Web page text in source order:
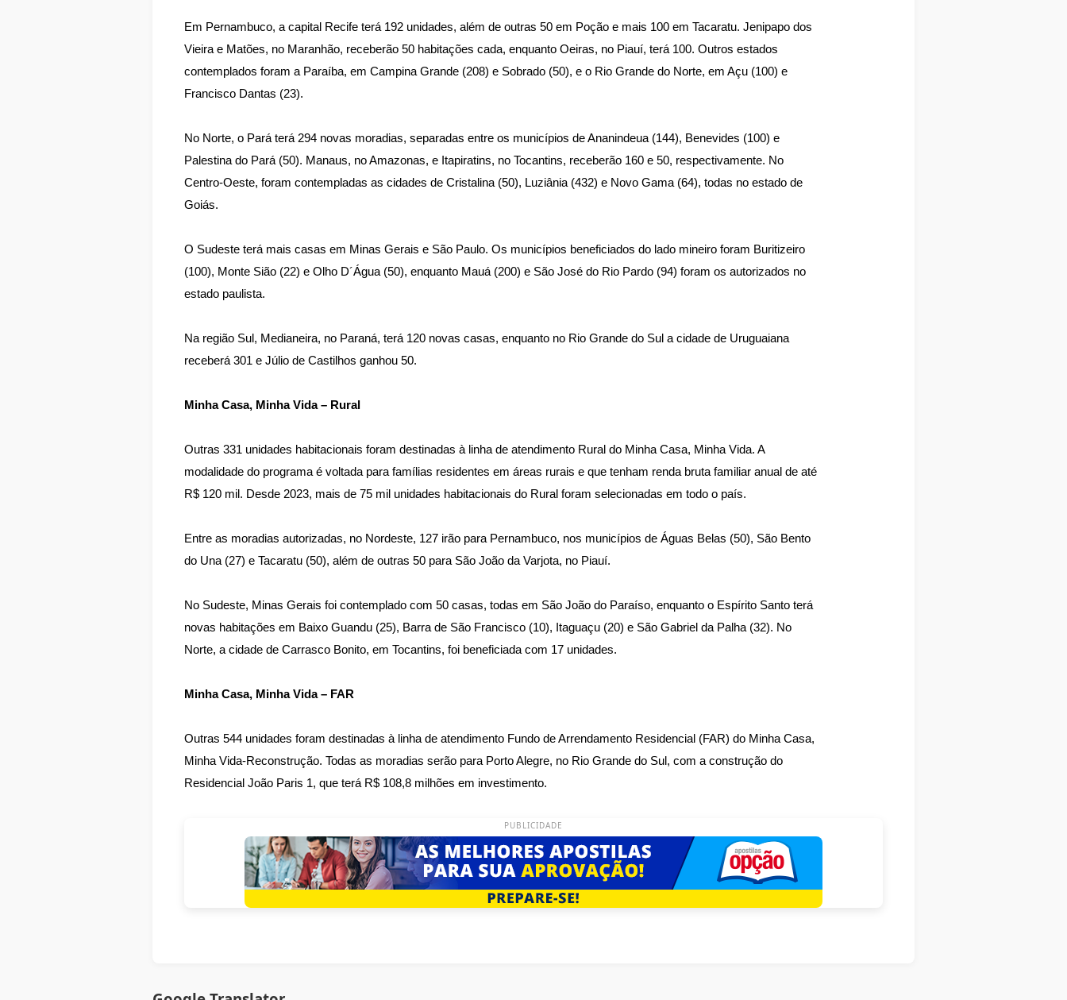
Em Pernambuco, a capital Recife terá 192 unidades, além de outras 50 em Poção e mais 100 em Tacaratu. Jenipapo dos
Vieira e Matões, no Maranhão, receberão 50 habitações cada, enquanto Oeiras, no Piauí, terá 100. Outros estados
contemplados foram a Paraíba, em Campina Grande (208) e Sobrado (50), e o Rio Grande do Norte, em Açu (100) e
Francisco Dantas (23).
No Norte, o Pará terá 294 novas moradias, separadas entre os municípios de Ananindeua (144), Benevides (100) e
Palestina do Pará (50). Manaus, no Amazonas, e Itapiratins, no Tocantins, receberão 160 e 50, respectivamente. No
Centro-Oeste, foram contempladas as cidades de Cristalina (50), Luziânia (432) e Novo Gama (64), todas no estado de
Goiás.
O Sudeste terá mais casas em Minas Gerais e São Paulo. Os municípios beneficiados do lado mineiro foram Buritizeiro
(100), Monte Sião (22) e Olho D´Água (50), enquanto Mauá (200) e São José do Rio Pardo (94) foram os autorizados no
estado paulista.
Na região Sul, Medianeira, no Paraná, terá 120 novas casas, enquanto no Rio Grande do Sul a cidade de Uruguaiana
receberá 301 e Júlio de Castilhos ganhou 50.
Minha Casa, Minha Vida – Rural
Outras 331 unidades habitacionais foram destinadas à linha de atendimento Rural do Minha Casa, Minha Vida. A
modalidade do programa é voltada para famílias residentes em áreas rurais e que tenham renda bruta familiar anual de até
R$ 120 mil. Desde 2023, mais de 75 mil unidades habitacionais do Rural foram selecionadas em todo o país.
Entre as moradias autorizadas, no Nordeste, 127 irão para Pernambuco, nos municípios de Águas Belas (50), São Bento
do Una (27) e Tacaratu (50), além de outras 50 para São João da Varjota, no Piauí.
No Sudeste, Minas Gerais foi contemplado com 50 casas, todas em São João do Paraíso, enquanto o Espírito Santo terá
novas habitações em Baixo Guandu (25), Barra de São Francisco (10), Itaguaçu (20) e São Gabriel da Palha (32). No
Norte, a cidade de Carrasco Bonito, em Tocantins, foi beneficiada com 17 unidades.
Minha Casa, Minha Vida – FAR
Outras 544 unidades foram destinadas à linha de atendimento Fundo de Arrendamento Residencial (FAR) do Minha Casa,
Minha Vida-Reconstrução. Todas as moradias serão para Porto Alegre, no Rio Grande do Sul, com a construção do
Residencial João Paris 1, que terá R$ 108,8 milhões em investimento.
PUBLICIDADE